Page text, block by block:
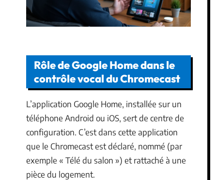
Rôle de Google Home dans le
contrôle vocal du Chromecast
L’application Google Home, installée sur un
téléphone Android ou iOS, sert de centre de
configuration. C’est dans cette application
que le Chromecast est déclaré, nommé (par
exemple « Télé du salon ») et rattaché à une
pièce du logement.